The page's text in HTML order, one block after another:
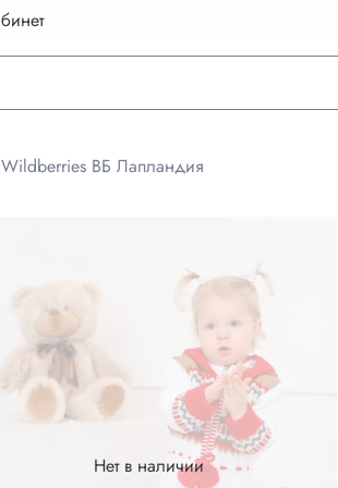
Wildberries ВБ Лапландия
Нет в наличии